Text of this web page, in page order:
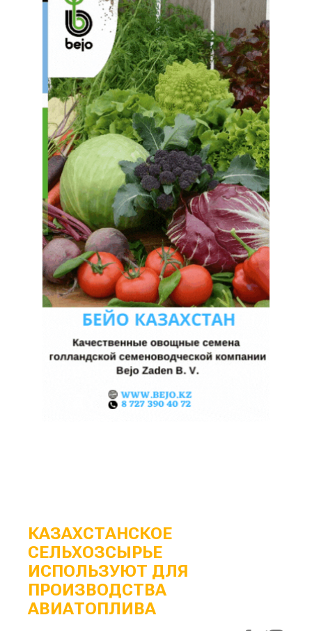
КАЗАХСТАНСКОЕ
СЕЛЬХОЗСЫРЬЕ
ИСПОЛЬЗУЮТ ДЛЯ
ПРОИЗВОДСТВА
АВИАТОПЛИВА